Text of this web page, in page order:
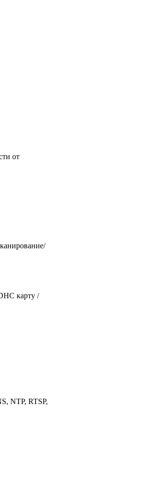
от
карту /
NTP, RTSP,